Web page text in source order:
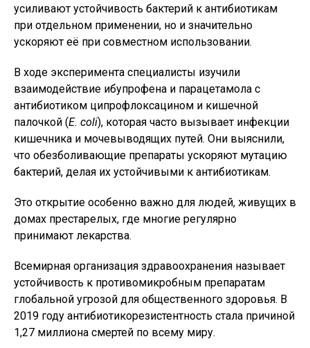
усиливают устойчивость бактерий к антибиотикам
при отдельном применении, но и значительно
ускоряют её при совместном использовании.
В ходе эксперимента специалисты изучили
взаимодействие ибупрофена и парацетамола с
антибиотиком ципрофлоксацином и кишечной
палочкой (E. coli), которая часто вызывает инфекции
кишечника и мочевыводящих путей. Они выяснили,
что обезболивающие препараты ускоряют мутацию
бактерий, делая их устойчивыми к антибиотикам.
Это открытие особенно важно для людей, живущих в
домах престарелых, где многие регулярно
принимают лекарства.
Всемирная организация здравоохранения называет
устойчивость к противомикробным препаратам
глобальной угрозой для общественного здоровья. В
2019 году антибиотикорезистентность стала причиной
1,27 миллиона смертей по всему миру.